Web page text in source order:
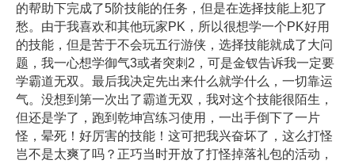
的帮助下完成了5阶技能的任务，但是在选择技能上犯了
愁。由于我喜欢和其他玩家PK，所以很想学一个PK好用
的技能，但是苦于不会玩五行游侠，选择技能就成了大问
题，我一心想学御气3或者突刺2，可是金钗告诉我一定要
学霸道无双。最后我决定先出来什么就学什么，一切靠运
气。没想到第一次出了霸道无双，我对这个技能很陌生，
但还是学了，跑到乾坤宫练习使用，一出手倒下了一片
怪，晕死！好厉害的技能！这可把我兴奋坏了，这么打怪
岂不是太爽了吗？正巧当时开放了打怪掉落礼包的活动，